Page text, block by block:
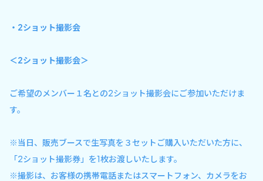
・2ショット撮影会
＜2ショット撮影会＞
ご希望のメンバー１名との2ショット撮影会にご参加いただけま
す。
※当日、販売ブースで生写真を３セットご購入いただいた方に、
「2ショット撮影券」を1枚お渡しいたします。
※撮影は、お客様の携帯電話またはスマートフォン、カメラをお